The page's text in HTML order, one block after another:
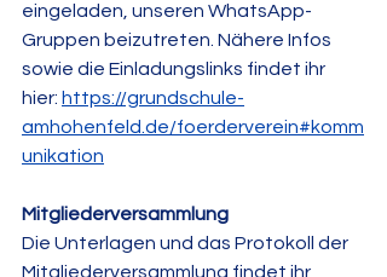
eingeladen, unseren WhatsApp-
Gruppen beizutreten. Nähere Infos
sowie die Einladungslinks findet ihr
hier: https://grundschule-
amhohenfeld.de/foerderverein#komm
unikation
Mitgliederversammlung
Die Unterlagen und das Protokoll der
Mitgliederversammlung findet ihr